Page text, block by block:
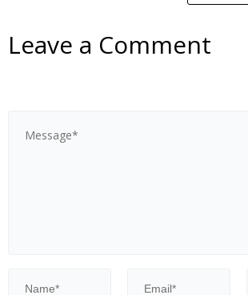
Leave a Comment